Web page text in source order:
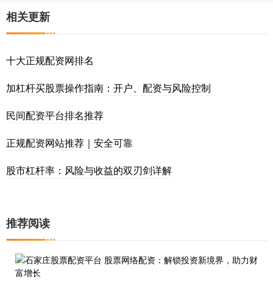
相关更新
十大正规配资网排名
加杠杆买股票操作指南：开户、配资与风险控制
民间配资平台排名推荐
正规配资网站推荐｜安全可靠
股市杠杆率：风险与收益的双刃剑详解
推荐阅读